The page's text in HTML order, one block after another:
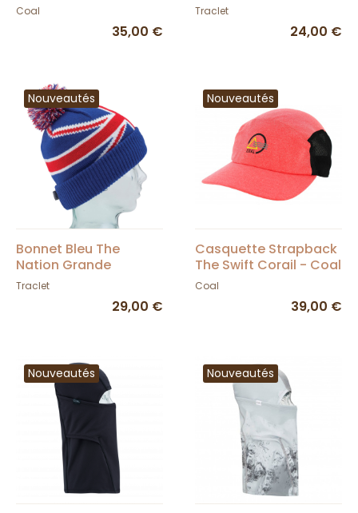
Coal
35,00 €
Traclet
24,00 €
Nouveautés
Bonnet Bleu The
Nation Grande
Bretagne - Coal
Traclet
29,00 €
Nouveautés
Casquette Strapback
The Swift Corail - Coal
Coal
39,00 €
Nouveautés Nouveautés